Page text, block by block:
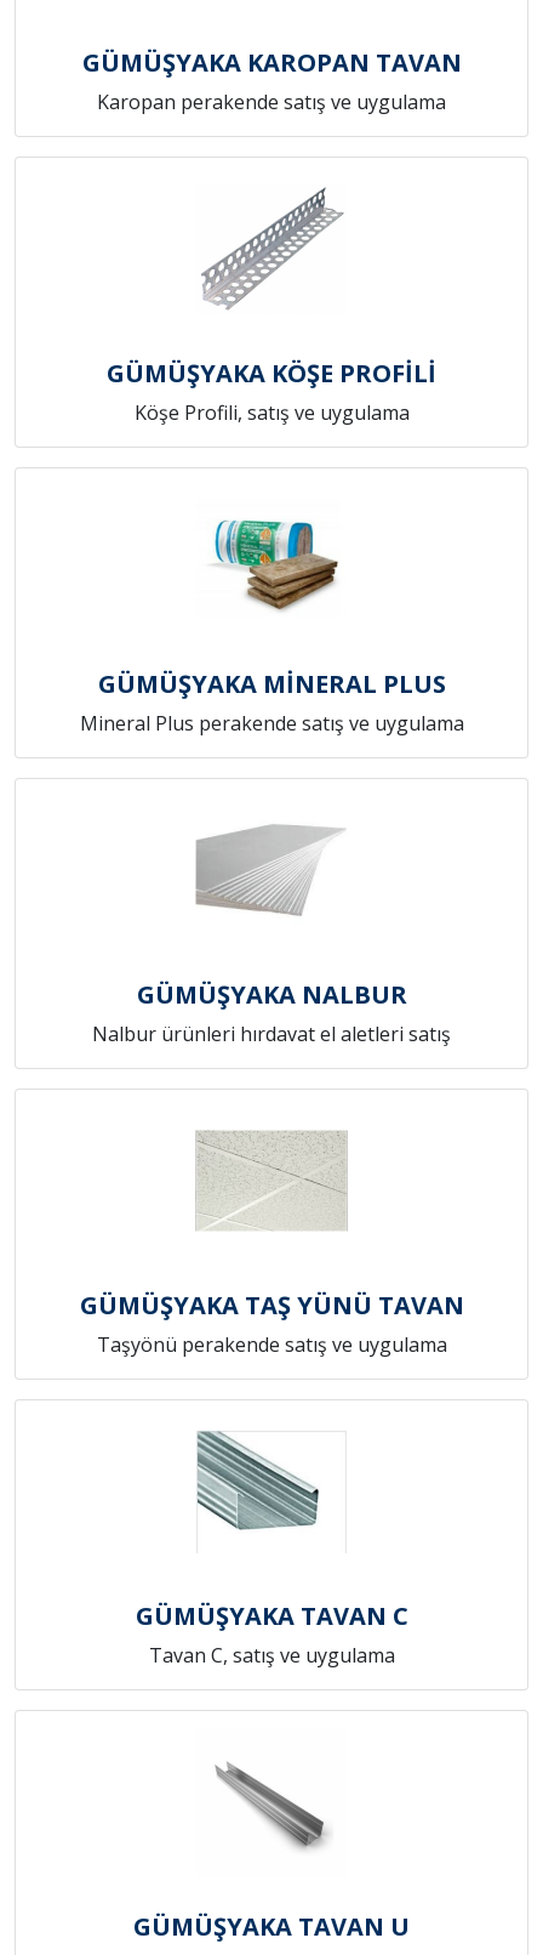
GÜMÜŞYAKA KAROPAN TAVAN
Karopan perakende satış ve uygulama
GÜMÜŞYAKA KÖŞE PROFİLİ
Köşe Profili, satış ve uygulama
GÜMÜŞYAKA MİNERAL PLUS
Mineral Plus perakende satış ve uygulama
GÜMÜŞYAKA NALBUR
Nalbur ürünleri hırdavat el aletleri satış
GÜMÜŞYAKA TAŞ YÜNÜ TAVAN
Taşyönü perakende satış ve uygulama
GÜMÜŞYAKA TAVAN C
Tavan C, satış ve uygulama
GÜMÜŞYAKA TAVAN U